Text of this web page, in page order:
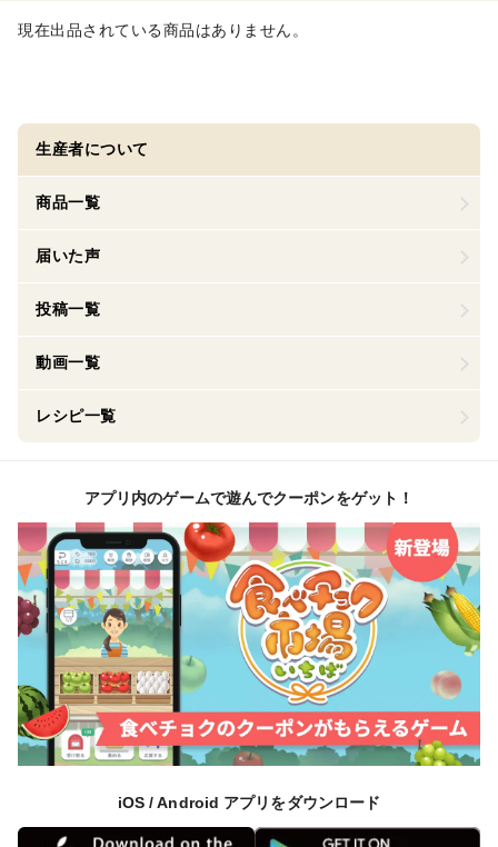
現在出品されている商品はありません。
生産者について
商品一覧
届いた声
投稿一覧
動画一覧
レシピ一覧
アプリ内のゲームで遊んでクーポンをゲット！
iOS / Android アプリをダウンロード